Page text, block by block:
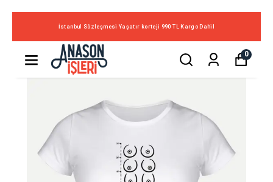
İstanbul Sözleşmesi Yaşatır korteji 990 TL Kargo Dahil
0